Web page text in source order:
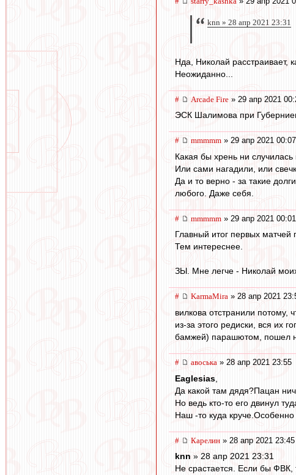
knn » 28 апр 2021 23:31
Нда, Николай расстраивает,
Неожиданно...
# Arcade Fire » 29 апр 2021
ЭСК Шалимова при
# mmmmm » 29 апр 2021 00:07
Какая бы хрень ни
Или сами нагадили, или
Да и то верно - за такие
любого. Даже себя.
# mmmmm » 29 апр 2021 00:01
Главный итог первых
Тем интереснее.
ЗЫ. Мне легче - Николай
# KarmaMira » 28 апр 2021
вилкова отстранили потому,
из-за этого редиски, вся их
бамжей) парашютом, пошел
# авоська » 28 апр 2021 23:55
Eaglesias
Да какой там дядя?Пацан
Но ведь кто-то его двинул
Наш -то куда
# Карелин » 28 апр 2021 23:45
knn » 28 апр 2021 23:31
Не срастается. Если бы ФВК,